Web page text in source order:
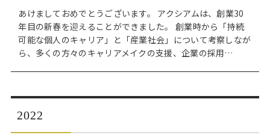
あけましておめでとうございます。 アクシアムは、創業30
年目の新春を迎えることができました。 創業時から「持続
可能な個人のキャリア」と「産業社会」について考察しなが
ら、多くの方々のキャリアメイクの支援、企業の採用…
2022